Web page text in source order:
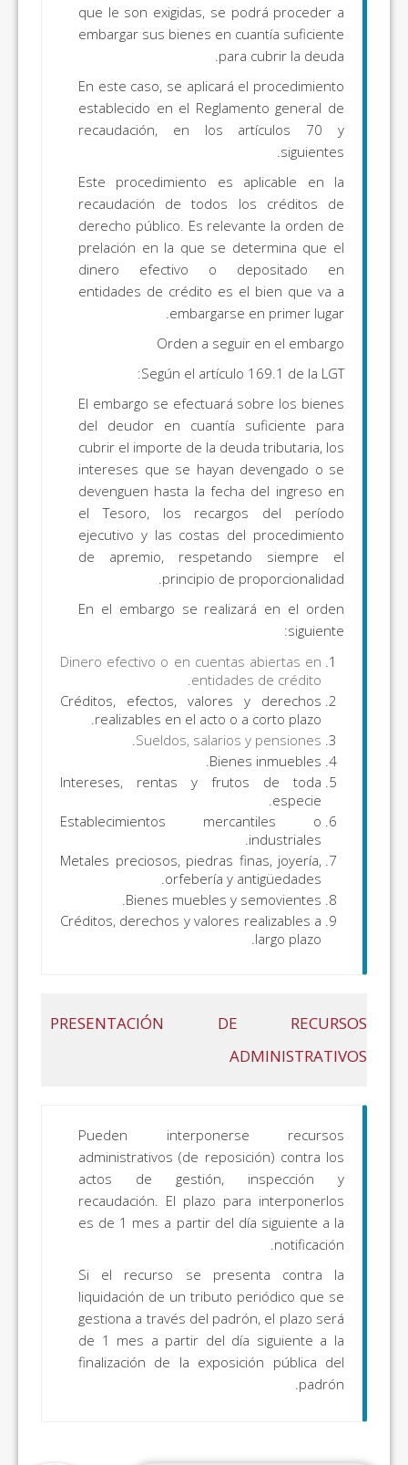
que le son exigidas, se podrá proceder a
embargar sus bienes en cuantía suficiente
para cubrir la deuda.
En este caso, se aplicará el procedimiento
establecido en el Reglamento general de
recaudación, en los artículos 70 y
siguientes.
Este procedimiento es aplicable en la
recaudación de todos los créditos de
derecho público. Es relevante la orden de
prelación en la que se determina que el
dinero efectivo o depositado en
entidades de crédito es el bien que va a
embargarse en primer lugar.
Orden a seguir en el embargo
Según el artículo 169.1 de la LGT:
El embargo se efectuará sobre los bienes
del deudor en cuantía suficiente para
cubrir el importe de la deuda tributaria, los
intereses que se hayan devengado o se
devenguen hasta la fecha del ingreso en
el Tesoro, los recargos del período
ejecutivo y las costas del procedimiento
de apremio, respetando siempre el
principio de proporcionalidad.
En el embargo se realizará en el orden
siguiente:
Dinero efectivo o en cuentas abiertas en
entidades de crédito.
Créditos, efectos, valores y derechos
realizables en el acto o a corto plazo.
Sueldos, salarios y pensiones
.
Bienes inmuebles.
Intereses, rentas y frutos de toda
especie.
Establecimientos mercantiles o
industriales.
Metales preciosos, piedras finas, joyería,
orfebería y antigüedades.
Bienes muebles y semovientes.
Créditos, derechos y valores realizables a
largo plazo.
PRESENTACIÓN DE RECURSOS
ADMINISTRATIVOS
Pueden interponerse recursos
administrativos (de reposición) contra los
actos de gestión, inspección y
recaudación. El plazo para interponerlos
es de 1 mes a partir del día siguiente a la
notificación.
Si el recurso se presenta contra la
liquidación de un tributo periódico que se
gestiona a través del padrón, el plazo será
de 1 mes a partir del día siguiente a la
finalización de la exposición pública del
padrón.